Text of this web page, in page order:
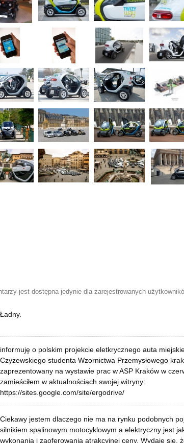
jest dostępna jedynie dla zarejestrowanych
Ładny.
informuję o polskim projekcie eletkrycznego auta
Czyżewskiego studenta Wzornictwa Przemysłowego
zaprezentowany na wystawie prac w ASP Kraków w
zamieściłem w aktualnościach swojej witryny:
https://sites.google.com/site/ergodrive/
Ciekawy jestem dlaczego nie ma na rynku podobnych
silnikiem spalinowym motocyklowym a elektryczny jest
wykonania i zaoferowania atrakcyjnej ceny. Wydaje się,